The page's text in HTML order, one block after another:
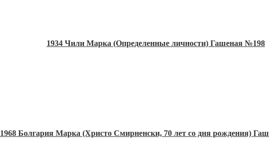
1934 Чили Марка (Определенные личности) Гашеная №198
1968 Болгария Марка (Христо Смирненски, 70 лет со дня рождения)